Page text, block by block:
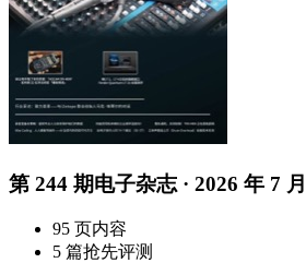
第 244 期电子杂志 · 2026 年 7
95 页内容
5 篇抢先评测